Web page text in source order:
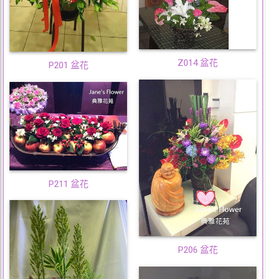
P201 盆花 Z014 盆花
P206 盆花
P211 盆花